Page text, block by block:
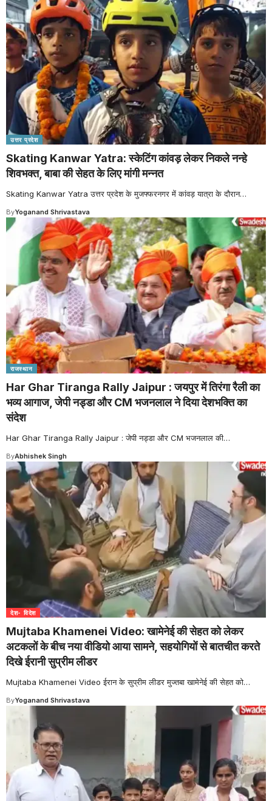
उत्तर प्रदेश
Skating Kanwar Yatra: स्केटिंग कांवड़ लेकर निकले नन्हे
शिवभक्त, बाबा की सेहत के लिए मांगी मन्नत
Skating Kanwar Yatra उत्तर प्रदेश के मुजफ्फरनगर में कांवड़ यात्रा के दौरान…
ByYoganand Shrivastava
राजस्थान
Har Ghar Tiranga Rally Jaipur : जयपुर में तिरंगा रैली का
भव्य आगाज, जेपी नड्डा और CM भजनलाल ने दिया देशभक्ति का
संदेश
Har Ghar Tiranga Rally Jaipur : जेपी नड्डा और CM भजनलाल की…
ByAbhishek Singh
देश- विदेश
Mujtaba Khamenei Video: खामेनेई की सेहत को लेकर
अटकलों के बीच नया वीडियो आया सामने, सहयोगियों से बातचीत करते
दिखे ईरानी सुप्रीम लीडर
Mujtaba Khamenei Video ईरान के सुप्रीम लीडर मुज्तबा खामेनेई की सेहत को…
ByYoganand Shrivastava